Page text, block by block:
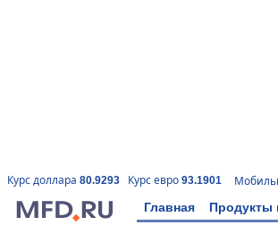
Курс доллара 80.9293 Курс евро 93.1901
Главная Продукты